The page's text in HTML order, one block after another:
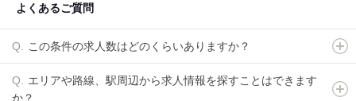
よくあるご質問
この条件の求人数はどのくらいありますか？
エリアや路線、駅周辺から求人情報を探すことはできます
か？